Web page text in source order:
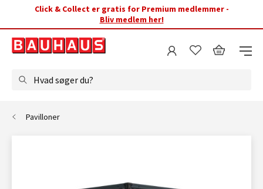
Click & Collect er gratis for Premium medlemmer -
Bliv medlem her!
Hvad søger du?
Pavilloner